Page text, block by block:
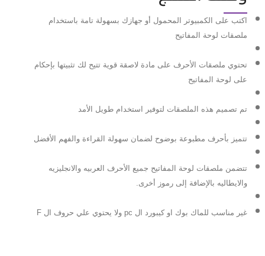
اكتب على الكمبيوتر المحمول أو جهازك بسهولة تامة باستخدام
ملصقات لوحة المفاتيح
تحتوي ملصقات الأحرف على مادة لاصقة قوية تتيح لك تثبيتها بإحكام
على لوحة المفاتيح
تم تصميم هذه الملصقات لتوفير استخدام طويل الأمد
تتميز بأحرف مطبوعة بوضوح لضمان سهولة القراءة والفهم الأفضل
تتضمن ملصقات لوحة المفاتيح جميع الأحرف العربيه والانجليزيه
والايطاليه بالإضافة إلى رموز أخرى.
غير مناسب للماك بوك او كيبورد ال pc ولا يحتوي علي حروف ال F